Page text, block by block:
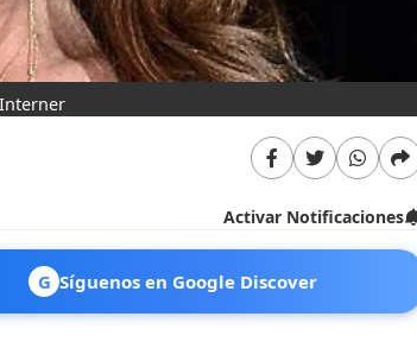
Activar Notificaciones
G Síguenos en Google Discover